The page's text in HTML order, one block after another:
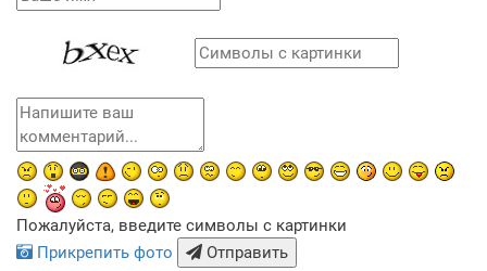
Пожалуйста, введите символы с картинки
Прикрепить фото
Отправить